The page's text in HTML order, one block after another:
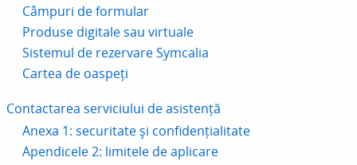
Câmpuri de formular
Produse digitale sau virtuale
Sistemul de rezervare Symcalia
Cartea de oaspeți
Contactarea serviciului de asistență
Anexa 1: securitate și confidențialitate
Apendicele 2: limitele de aplicare